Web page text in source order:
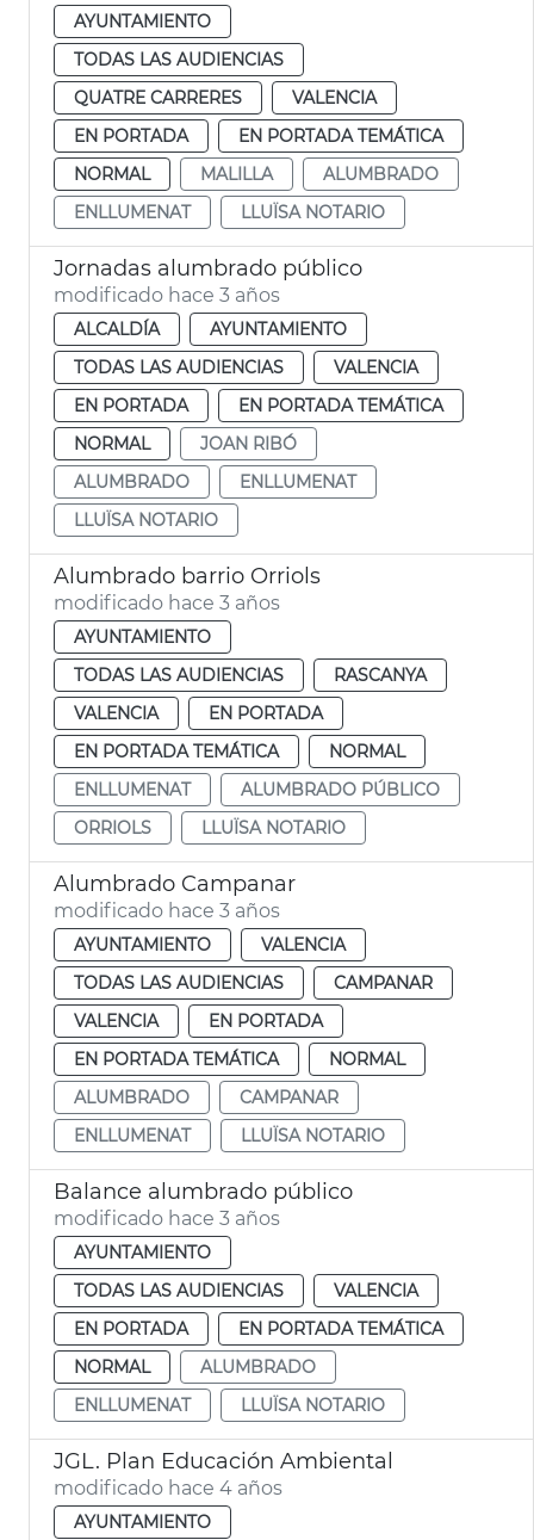
AYUNTAMIENTO
TODAS LAS AUDIENCIAS
QUATRE CARRERES
VALENCIA
EN PORTADA
EN PORTADA TEMÁTICA
NORMAL
MALILLA
ALUMBRADO
ENLLUMENAT
LLUÏSA NOTARIO
Jornadas alumbrado público
modificado hace 3 años
ALCALDÍA
AYUNTAMIENTO
TODAS LAS AUDIENCIAS
VALENCIA
EN PORTADA
EN PORTADA TEMÁTICA
NORMAL
JOAN RIBÓ
ALUMBRADO
ENLLUMENAT
LLUÏSA NOTARIO
Alumbrado barrio Orriols
modificado hace 3 años
AYUNTAMIENTO
TODAS LAS AUDIENCIAS
RASCANYA
VALENCIA
EN PORTADA
EN PORTADA TEMÁTICA
NORMAL
ENLLUMENAT
ALUMBRADO PÚBLICO
ORRIOLS
LLUÏSA NOTARIO
Alumbrado Campanar
modificado hace 3 años
AYUNTAMIENTO
VALENCIA
TODAS LAS AUDIENCIAS
CAMPANAR
VALENCIA
EN PORTADA
EN PORTADA TEMÁTICA
NORMAL
ALUMBRADO
CAMPANAR
ENLLUMENAT
LLUÏSA NOTARIO
Balance alumbrado público
modificado hace 3 años
AYUNTAMIENTO
TODAS LAS AUDIENCIAS
VALENCIA
EN PORTADA
EN PORTADA TEMÁTICA
NORMAL
ALUMBRADO
ENLLUMENAT
LLUÏSA NOTARIO
JGL. Plan Educación Ambiental
modificado hace 4 años
AYUNTAMIENTO